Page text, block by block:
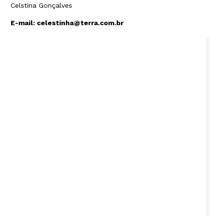
Celstina Gonçalves
E-mail: celestinha@terra.com.br